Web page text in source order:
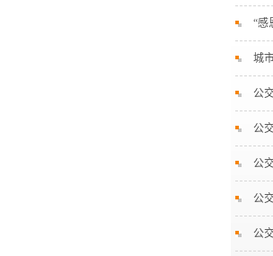
“感
城
公
公
公
公
公